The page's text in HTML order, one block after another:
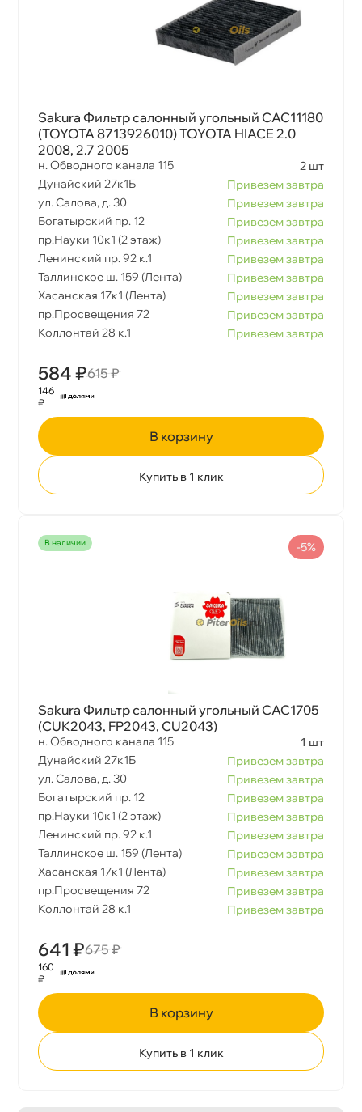
Sakura Фильтр салонный угольный CAC11180
(TOYOTA 8713926010) TOYOTA HIACE 2.0
2008, 2.7 2005
н. Обводного канала 115
2 шт
Дунайский 27к1Б
Привезем завтра
ул. Салова, д. 30
Привезем завтра
Богатырский пр. 12
Привезем завтра
пр.Науки 10к1 (2 этаж)
Привезем завтра
Ленинский пр. 92 к.1
Привезем завтра
Таллинское ш. 159 (Лента)
Привезем завтра
Хасанская 17к1 (Лента)
Привезем завтра
пр.Просвещения 72
Привезем завтра
Коллонтай 28 к.1
Привезем завтра
584 ₽615 ₽
146
₽
корзину
Купить в 1 клик
наличии
Sakura Фильтр салонный угольный CAC1705
(CUK2043, FP2043, CU2043)
н. Обводного канала 115
1 шт
Дунайский 27к1Б
Привезем завтра
ул. Салова, д. 30
Привезем завтра
Богатырский пр. 12
Привезем завтра
пр.Науки 10к1 (2 этаж)
Привезем завтра
Ленинский пр. 92 к.1
Привезем завтра
Таллинское ш. 159 (Лента)
Привезем завтра
Хасанская 17к1 (Лента)
Привезем завтра
пр.Просвещения 72
Привезем завтра
Коллонтай 28 к.1
Привезем завтра
641 ₽675 ₽
-5%
160
₽
корзину
Купить в 1 клик